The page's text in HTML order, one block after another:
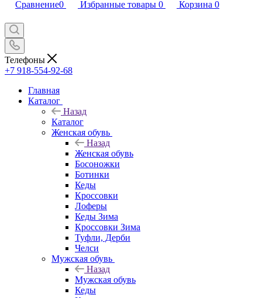
Сравнение0 Избранные товары 0 Корзина 0
Телефоны
+7 918-554-92-68
Главная
Каталог
Назад
Каталог
Женская обувь
Назад
Женская обувь
Босоножки
Ботинки
Кеды
Кроссовки
Лоферы
Кеды Зима
Кроссовки Зима
Туфли, Дерби
Челси
Мужская обувь
Назад
Мужская обувь
Кеды